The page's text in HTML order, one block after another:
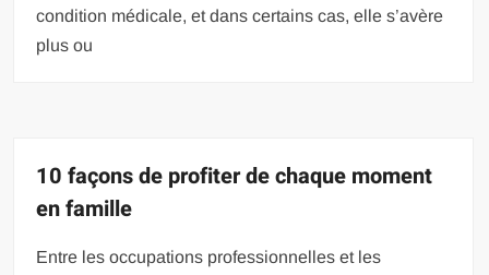
condition médicale, et dans certains cas, elle s’avère
plus ou
10 façons de profiter de chaque moment
en famille
Entre les occupations professionnelles et les